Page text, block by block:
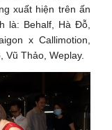
xuất hiện trên ấn
là: Behalf, Hà Đỗ,
x Callimotion,
Vũ Thảo, Weplay.